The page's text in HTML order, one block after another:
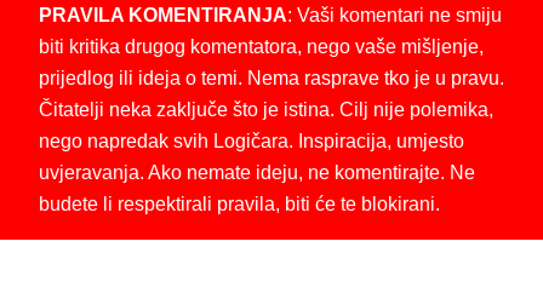
PRAVILA KOMENTIRANJA: Vaši komentari ne smiju
biti kritika drugog komentatora, nego vaše mišljenje,
prijedlog ili ideja o temi. Nema rasprave tko je u pravu.
Čitatelji neka zaključe što je istina. Cilj nije polemika,
nego napredak svih Logičara. Inspiracija, umjesto
uvjeravanja. Ako nemate ideju, ne komentirajte. Ne
budete li respektirali pravila, biti će te blokirani.